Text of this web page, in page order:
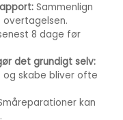
Sammenlign
8 dage før
det grundigt selv:
og skabe bliver ofte
kan